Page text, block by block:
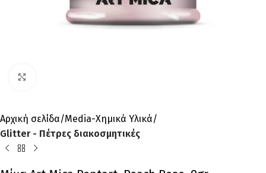
Αρχική σελίδα Media-Χημικά Υλικά
Glitter - Πέτρες διακοσμητικές